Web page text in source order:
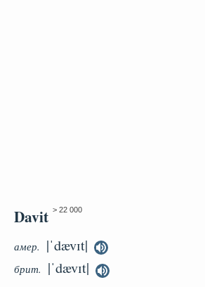
Davit > 22 000
амер. |ˈdævɪt|
брит. |ˈdævɪt|